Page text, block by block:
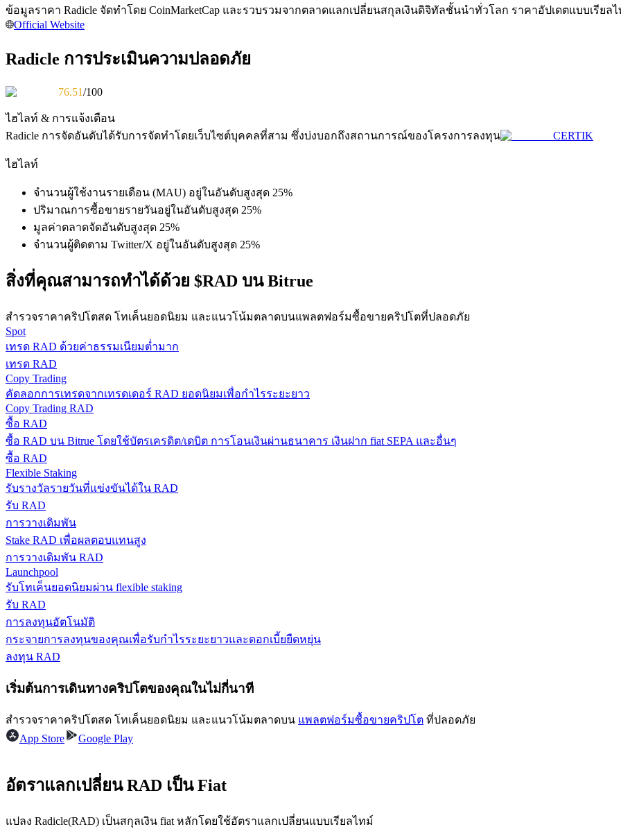
เป็นเทรดเดอร์คัดลอก
เพลิดเพลินกับการแบ่งปันผลกำไรและค่าคอมมิชชั่นการคัดลอกการซื้อขาย
ข้อมูล
การวิเคราะห์ข้อมูลขนาดใหญ่ รวมถึงข้อมูลการค้า ฯลฯ
แนะนำ
คู่มือเริ่มต้นฟิวเจอร์ส
กลยุทธ์การซื้อขาย
เรียนรู้วิธีการรักษาผลกำไร
ได้รับ
ข้อมูลราคา Radicle จัดทำโดย CoinMarketCap และรวบรวมจากตลาดแลกเปลี่ยนสกุลเงินดิจิทัลชั้นนำทั่วโลก ราคาอัปเดตแบบเรีย
Official Website
Radicle การประเมินความปลอดภัย
76.51/100
ไฮไลท์ & การแจ้งเตือน
Radicle การจัดอันดับได้รับการจัดทำโดยเว็บไซต์บุคคลที่สาม ซึ่งบ่งบอกถึงสถานการณ์ของโครงการลงทุน CERTIK
ไฮไลท์
จำนวนผู้ใช้งานรายเดือน (MAU) อยู่ในอันดับสูงสุด 25%
ปริมาณการซื้อขายรายวันอยู่ในอันดับสูงสุด 25%
มูลค่าตลาดจัดอันดับสูงสุด 25%
จำนวนผู้ติดตาม Twitter/X อยู่ในอันดับสูงสุด 25%
สิ่งที่คุณสามารถทำได้ด้วย $RAD บน Bitrue
สำรวจราคาคริปโตสด โทเค็นยอดนิยม และแนวโน้มตลาดบนแพลตฟอร์มซื้อขายคริปโตที่ปลอดภัย
Spot
เทรด RAD ด้วยค่าธรรมเนียมต่ำมาก
เทรด RAD
Copy Trading
คัดลอกการเทรดจากเทรดเดอร์ RAD ยอดนิยมเพื่อกำไรระยะยาว
Copy Trading RAD
ซื้อ RAD
ซื้อ RAD บน Bitrue โดยใช้บัตรเครดิต/เดบิต การโอนเงินผ่านธนาคาร เงินฝาก fiat SEPA และอื่นๆ
ซื้อ RAD
Flexible Staking
รับรางวัลรายวันที่แข่งขันได้ใน RAD
รับ RAD
การวางเดิมพัน
Stake RAD เพื่อผลตอบแทนสูง
การวางเดิมพัน RAD
Launchpool
รับโทเค็นยอดนิยมผ่าน flexible staking
รับ RAD
การลงทุนอัตโนมัติ
กระจายการลงทุนของคุณเพื่อรับกำไรระยะยาวและดอกเบี้ยยืดหยุ่น
ลงทุน RAD
เริ่มต้นการเดินทางคริปโตของคุณในไม่กี่นาที
สำรวจราคาคริปโตสด โทเค็นยอดนิยม และแนวโน้มตลาดบน แพลตฟอร์มซื้อขายคริปโต ที่ปลอดภัย
App Store
Google Play
อัตราแลกเปลี่ยน RAD เป็น Fiat
แปลง Radicle(RAD) เป็นสกุลเงิน fiat หลักโดยใช้อัตราแลกเปลี่ยนแบบเรียลไทม์